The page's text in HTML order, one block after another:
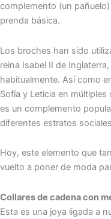
complemento (un
prenda básica.
Los broches han sido
reina Isabel II de
habitualmente. Así como
Sofía y Leticia en
es un complemento
diferentes estratos
Hoy, este elemento que
vuelto a poner de moda
Collares de cadena con
Esta es una joya ligada a